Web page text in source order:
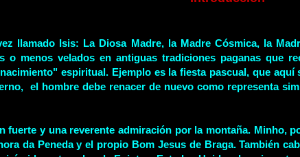
llamado Isis: La Diosa Madre, la Madre Cósmica, la
o menos velados en antiguas tradiciones paganas que
espiritual. Ejemplo es la fiesta pascual, que
el hombre debe renacer de nuevo como representa
fuerte y una reverente admiración por la montaña.
da Peneda y el propio Bom Jesus de Braga. También